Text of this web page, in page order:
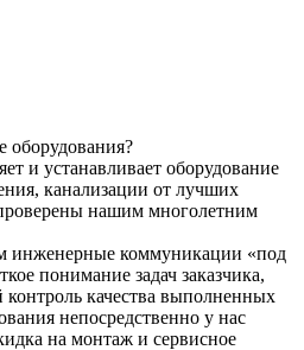
оборудования?
и устанавливает оборудование
канализации от лучших
нашим многолетним
инженерные коммуникации «под
понимание задач заказчика,
качества выполненных
непосредственно у нас
на монтаж и сервисное